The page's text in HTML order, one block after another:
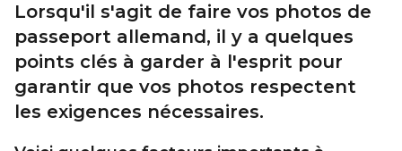
Lorsqu'il s'agit de faire vos photos de
passeport allemand, il y a quelques
points clés à garder à l'esprit pour
garantir que vos photos respectent
les exigences nécessaires.